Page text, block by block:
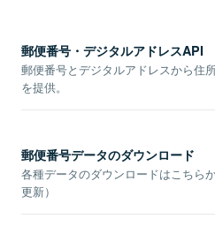
郵便番号・デジタルアドレスAPI
郵便番号とデジタルアドレスから住
を提供。
郵便番号データのダウンロード
各種データのダウンロードはこちら
更新）